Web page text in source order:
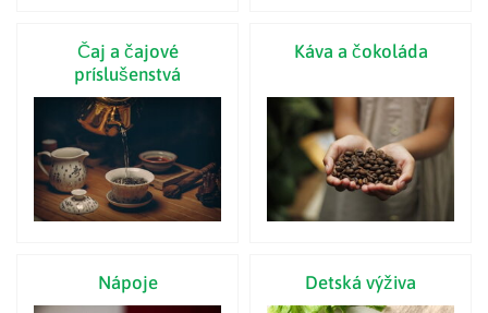
Čaj a čajové
príslušenstvá
Káva a čokoláda
Nápoje Detská výživa